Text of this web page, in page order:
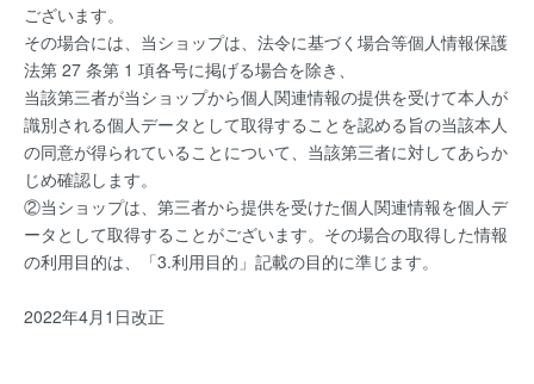
ございます。
その場合には、当ショップは、法令に基づく場合等個人情報保護
法第 27 条第 1 項各号に掲げる場合を除き、
当該第三者が当ショップから個人関連情報の提供を受けて本人が
識別される個人データとして取得することを認める旨の当該本人
の同意が得られていることについて、当該第三者に対してあらか
じめ確認します。
②当ショップは、第三者から提供を受けた個人関連情報を個人デ
ータとして取得することがございます。その場合の取得した情報
の利用目的は、「3.利用目的」記載の目的に準じます。
2022年4月1日改正